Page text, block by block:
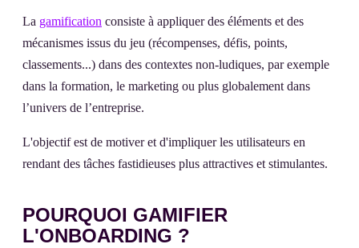
La gamification consiste à appliquer des éléments et des
mécanismes issus du jeu (récompenses, défis, points,
classements...) dans des contextes non-ludiques, par exemple
dans la formation, le marketing ou plus globalement dans
l’univers de l’entreprise.
L'objectif est de motiver et d'impliquer les utilisateurs en
rendant des tâches fastidieuses plus attractives et stimulantes.
POURQUOI GAMIFIER
L'ONBOARDING ?